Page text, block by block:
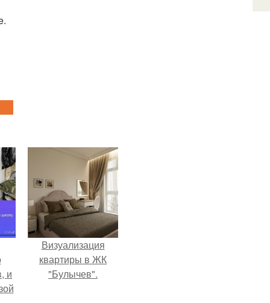
и
Визуализация
квартиры в ЖК
"Булычев".